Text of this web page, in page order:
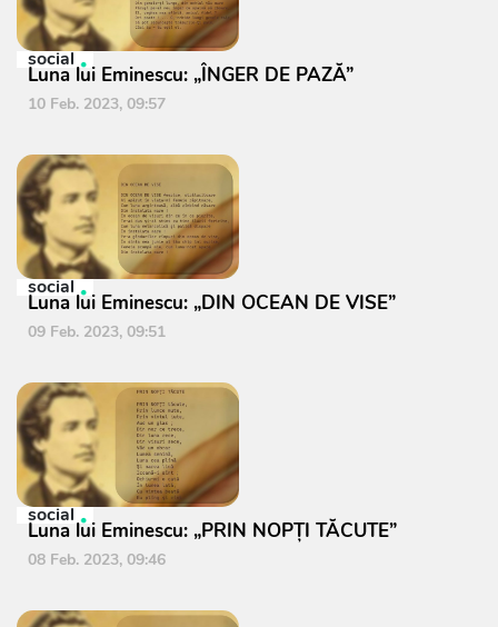
social
Luna lui Eminescu: „ÎNGER DE PAZĂ”
10 Feb. 2023, 09:57
social
Luna lui Eminescu: „DIN OCEAN DE VISE”
09 Feb. 2023, 09:51
social
Luna lui Eminescu: „PRIN NOPŢI TĂCUTE”
08 Feb. 2023, 09:46